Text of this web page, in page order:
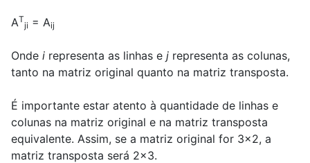
AT
ji = Aij
Onde i representa as linhas e j representa as colunas,
tanto na matriz original quanto na matriz transposta.
É importante estar atento à quantidade de linhas e
colunas na matriz original e na matriz transposta
equivalente. Assim, se a matriz original for 3x2, a
matriz transposta será 2x3.